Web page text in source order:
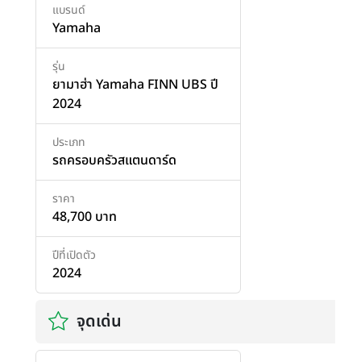
แบรนด์
Yamaha
รุ่น
ยามาฮ่า Yamaha FINN UBS ปี
2024
ประเภท
รถครอบครัวสแตนดาร์ด
ราคา
48,700 บาท
ปีที่เปิดตัว
2024
จุดเด่น